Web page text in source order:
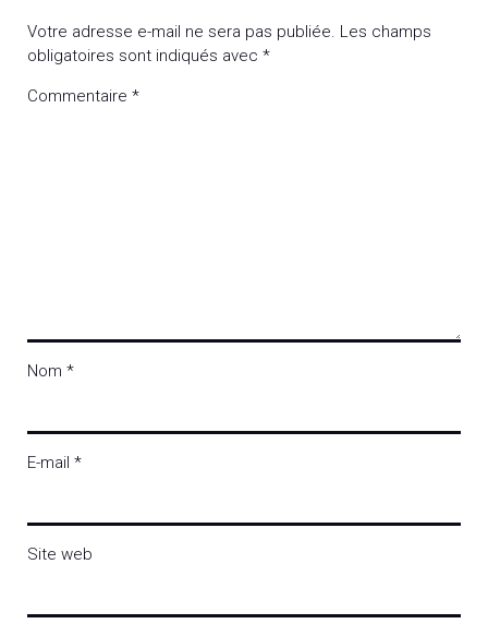
Votre adresse e-mail ne sera pas publiée. Les champs
obligatoires sont indiqués avec *
Commentaire *
Nom *
E-mail *
Site web